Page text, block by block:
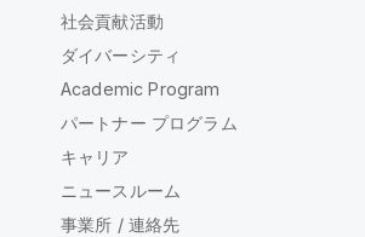
社会貢献活動
ダイバーシティ
Academic Program
パートナー プログラム
キャリア
ニュースルーム
事業所 / 連絡先